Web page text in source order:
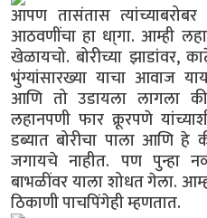
आपण तासंतास
आठवणींचा हा धा्गा. आम्ही
खेळायचो. बोरीच्या झाडांवर,
भुंग्यांसारख्या याचा आवाज
आणि तो उडायला लागला
लहानपणी फार क्रूरपणे
डब्यात बोरीचा पाला आणि
जगायचे नाहीत. पण पुन्हा
बाभळींवर याला शोधत गेला.
ठिकाणी पाचपिंगेही म्हणतात.